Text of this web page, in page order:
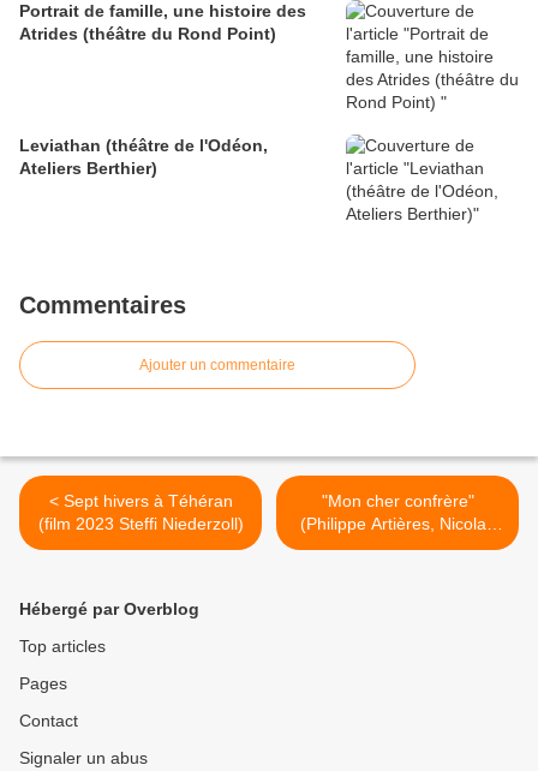
Portrait de famille, une histoire des
Atrides (théâtre du Rond Point)
Leviathan (théâtre de l'Odéon,
Ateliers Berthier)
Commentaires
Ajouter un commentaire
< Sept hivers à Téhéran
(film 2023 Steffi Niederzoll)
"Mon cher confrère"
(Philippe Artières, Nicolas
Henckles, CNRS Ed 2023)
Hébergé par Overblog
Top articles
Pages
Contact
Signaler un abus